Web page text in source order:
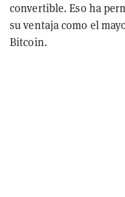
convertible.Eso ha
su ventaja como el
Bitcoin.